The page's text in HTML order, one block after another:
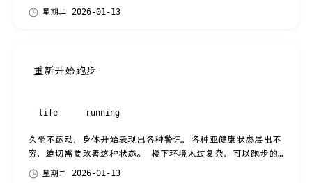
和导航栏的显示风格。 本来已经调整好了
淡绿色主题色就算完工了，然后就浏览网
星期二 2026-01-13
重新开始跑步
life running
久坐不运动，身体开始表现出各种警讯，各种亚健康状态层出不
穷，迫切需要改善这种状态。 楼下环境太过复杂，可以跑步的
道路在几百米外，在加上上楼下楼的对...
星期二 2026-01-13